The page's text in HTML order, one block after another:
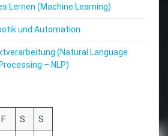
Lernen (Machine Learning)
und Automation
(Natural Language
Processing – NLP)
F S S